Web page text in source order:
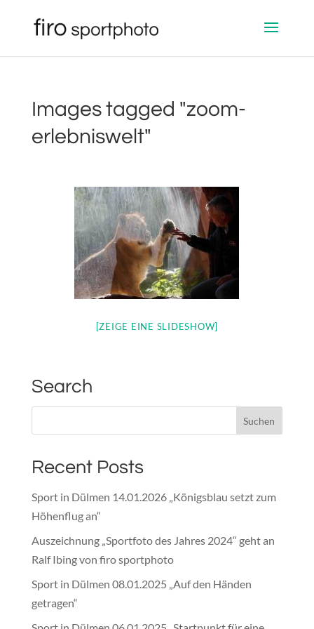
Images tagged "zoom-
erlebniswelt"
[ZEIGE EINE SLIDESHOW]
Search
Recent Posts
Sport in Dülmen 14.01.2026 „Königsblau setzt zum
Höhenflug an“
Auszeichnung „Sportfoto des Jahres 2024“ geht an
Ralf Ibing von firo sportphoto
Sport in Dülmen 08.01.2025 „Auf den Händen
getragen“